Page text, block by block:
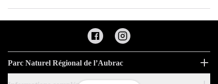
Parc Naturel Régional de l’Aubrac